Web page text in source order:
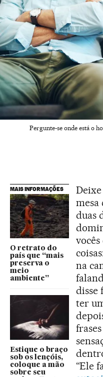
Pergunte-se onde está o
MAIS INFORMAÇÕES
O retrato do
país que “mais
preserva o
meio
ambiente”
Estique o braço
sob os lençóis,
coloque a mão
sobre seu
mesa
duas
na
disse
ter
“Ele